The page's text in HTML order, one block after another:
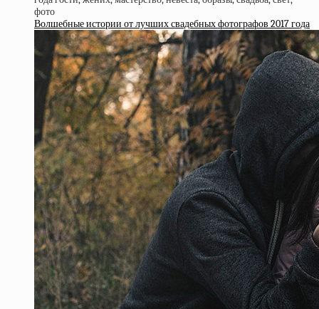
Волшебные истории от лучших свадебных фотографов 2017 года